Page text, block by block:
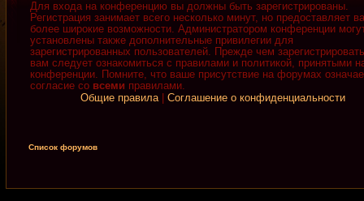
Для входа на конференцию вы должны быть зарегистрированы.
Регистрация занимает всего несколько минут, но предоставляет
более широкие возможности. Администратором конференции
установлены также дополнительные привилегии для
зарегистрированных пользователей. Прежде чем
вам следует ознакомиться с правилами и политикой, принятыми
конференции. Помните, что ваше присутствие на форумах
согласие со всеми правилами.
Общие правила| Соглашение о конфиденциальности
Список форумов